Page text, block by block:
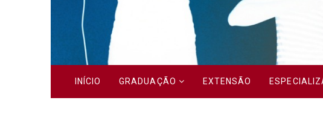
INÍCIO GRADUAÇÃO EXTENSÃO